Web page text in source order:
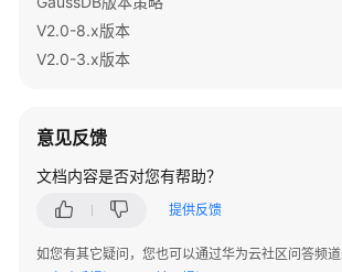
指
南
_V2.0-
3.x）
开
发
/* 期盼函数返回SQL_SUCCESS */
    SQLRETURN ret_value = (func);\
if (SQL_SUCCESS != ret_value)\
    {\
        printf(
"\n failed line = %u:
V2.0-8.x版本
V2.0-3.x版本
意见反馈
文档内容是否对您有帮助？
提供反馈
如您有其它疑问，您也可以通过华为云社区问答频